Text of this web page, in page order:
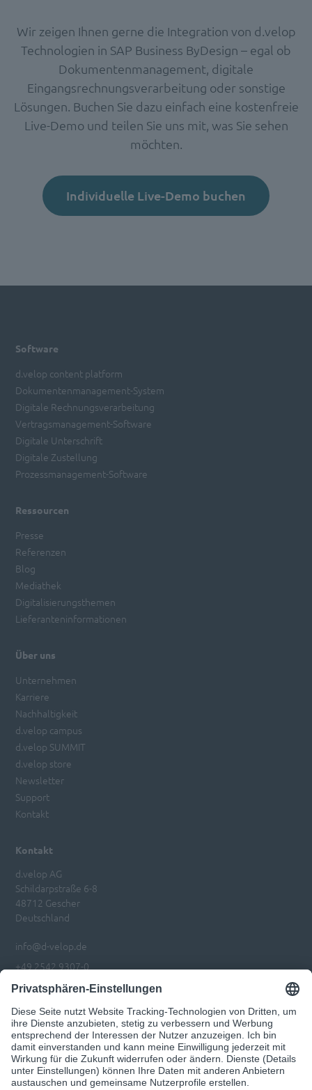
Wir zeigen Ihnen gerne die Integration von d.velop
Technologien in SAP Business ByDesign – egal ob
Dokumentenmanagement, digitale
Eingangsrechnungsverarbeitung oder sonstige
Lösungen. Buchen Sie dazu einfach eine kostenfreie
Live-Demo und teilen Sie uns mit, was Sie sehen
möchten.
Individuelle Live-Demo buchen
Kontakt
d.velop AG
Schildarpstraße 6-8
48712 Gescher
Deutschland
info@d-velop.de
+49 2542 9307-0
Software
d.velop content platform
Dokumentenmanagement-System
Digitale Rechnungsverarbeitung
Vertragsmanagement-Software
Digitale Unterschrift
Digitale Zustellung
Prozessmanagement-Software
Ressourcen
Presse
Referenzen
Blog
Mediathek
Digitalisierungsthemen
Lieferanteninformationen
Über uns
Unternehmen
Karriere
Nachhaltigkeit
d.velop campus
d.velop SUMMIT
d.velop store
Newsletter
Support
Kontakt